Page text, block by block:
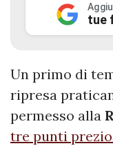
tue
Un primo di
ripresa
permesso alla
tre punti